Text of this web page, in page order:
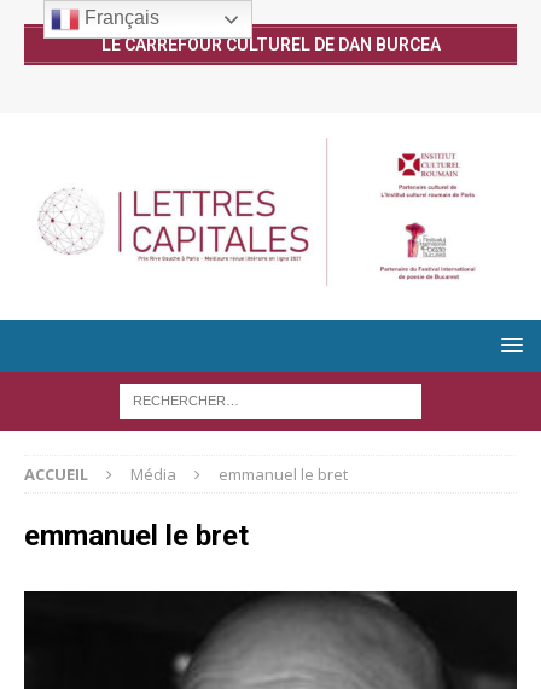
LE CARREFOUR CULTUREL DE DAN BURCEA
ACCUEIL Média emmanuel le bret
emmanuel le bret
Français